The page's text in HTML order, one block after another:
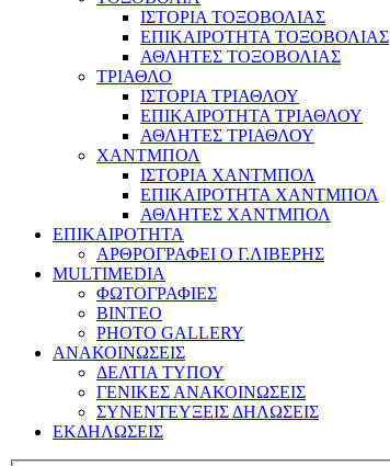
ΙΣΤΟΡΙΑ ΤΟΞΟΒΟΛΙΑΣ
ΕΠΙΚΑΙΡΟΤΗΤΑ ΤΟΞΟΒΟΛΙΑΣ
ΑΘΛΗΤΕΣ ΤΟΞΟΒΟΛΙΑΣ
ΤΡΙΑΘΛΟ
ΙΣΤΟΡΙΑ ΤΡΙΑΘΛΟΥ
ΕΠΙΚΑΙΡΟΤΗΤΑ ΤΡΙΑΘΛΟΥ
ΑΘΛΗΤΕΣ ΤΡΙΑΘΛΟΥ
ΧΑΝΤΜΠΟΛ
ΙΣΤΟΡΙΑ ΧΑΝΤΜΠΟΛ
ΕΠΙΚΑΙΡΟΤΗΤΑ ΧΑΝΤΜΠΟΛ
ΑΘΛΗΤΕΣ ΧΑΝΤΜΠΟΛ
ΕΠΙΚΑΙΡΟΤΗΤΑ
ΑΡΘΡΟΓΡΑΦΕΙ Ο Γ.ΛΙΒΕΡΗΣ
MULTIMEDIA
ΦΩΤΟΓΡΑΦΙΕΣ
ΒΙΝΤΕΟ
PHOTO GALLERY
ΑΝΑΚΟΙΝΩΣΕΙΣ
ΔΕΛΤΙΑ ΤΥΠΟΥ
ΓΕΝΙΚΕΣ ΑΝΑΚΟΙΝΩΣΕΙΣ
ΣΥΝΕΝΤΕΥΞΕΙΣ ΔΗΛΩΣΕΙΣ
ΕΚΔΗΛΩΣΕΙΣ